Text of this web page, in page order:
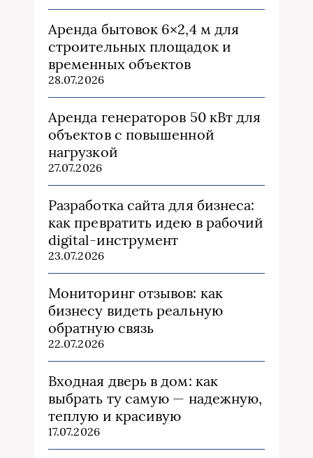
Аренда бытовок 6×2,4 м для
строительных площадок и
временных объектов
28.07.2026
Аренда генераторов 50 кВт для
объектов с повышенной
нагрузкой
27.07.2026
Разработка сайта для бизнеса:
как превратить идею в рабочий
digital-инструмент
23.07.2026
Мониторинг отзывов: как
бизнесу видеть реальную
обратную связь
22.07.2026
Входная дверь в дом: как
выбрать ту самую — надежную,
теплую и красивую
17.07.2026